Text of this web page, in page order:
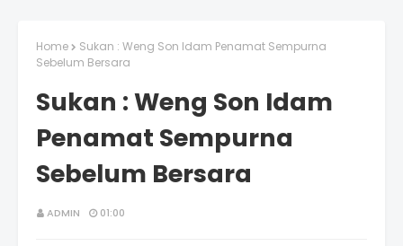
Home
Sukan : Weng Son Idam Penamat Sempurna
Sebelum Bersara
Sukan : Weng Son Idam
Penamat Sempurna
Sebelum Bersara
ADMIN 01:00